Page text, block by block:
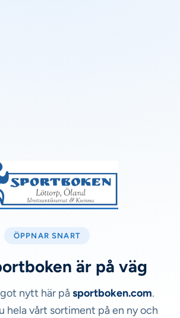
ÖPPNAR SNART
är på väg
nytt här påsportboken.com.
hela vårt sortiment på en ny och